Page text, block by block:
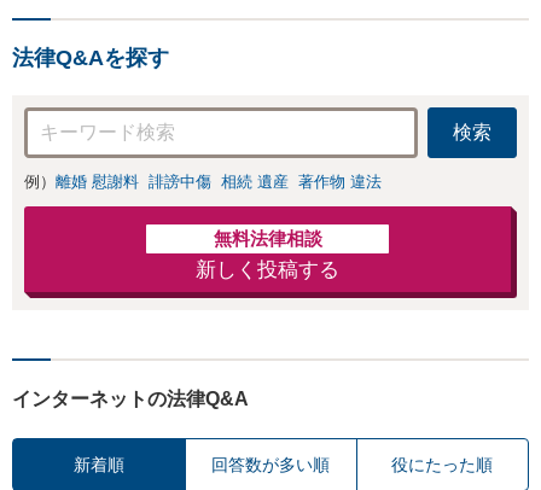
法律Q&Aを探す
検索
例） 離婚 慰謝料 誹謗中傷 相続 遺産 著作物 違法
無料法律相談
新しく投稿する
インターネットの法律Q&A
新着順 回答数が多い順 役にたった順